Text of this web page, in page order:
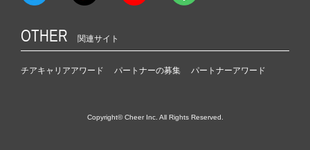
OTHER 関連サイト
チアキャリアアワード パートナーの募集 パートナーアワード
Copyright© Cheer Inc. All Rights Reserved.